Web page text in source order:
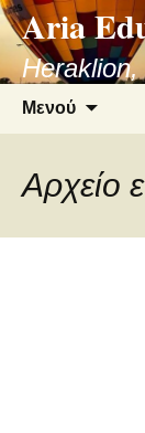
Μετάβαση
σε
περιεχόμενο
Aria
Μενού
Αρχείο